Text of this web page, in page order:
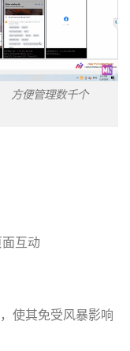
千个
互动
使其免受风暴影响